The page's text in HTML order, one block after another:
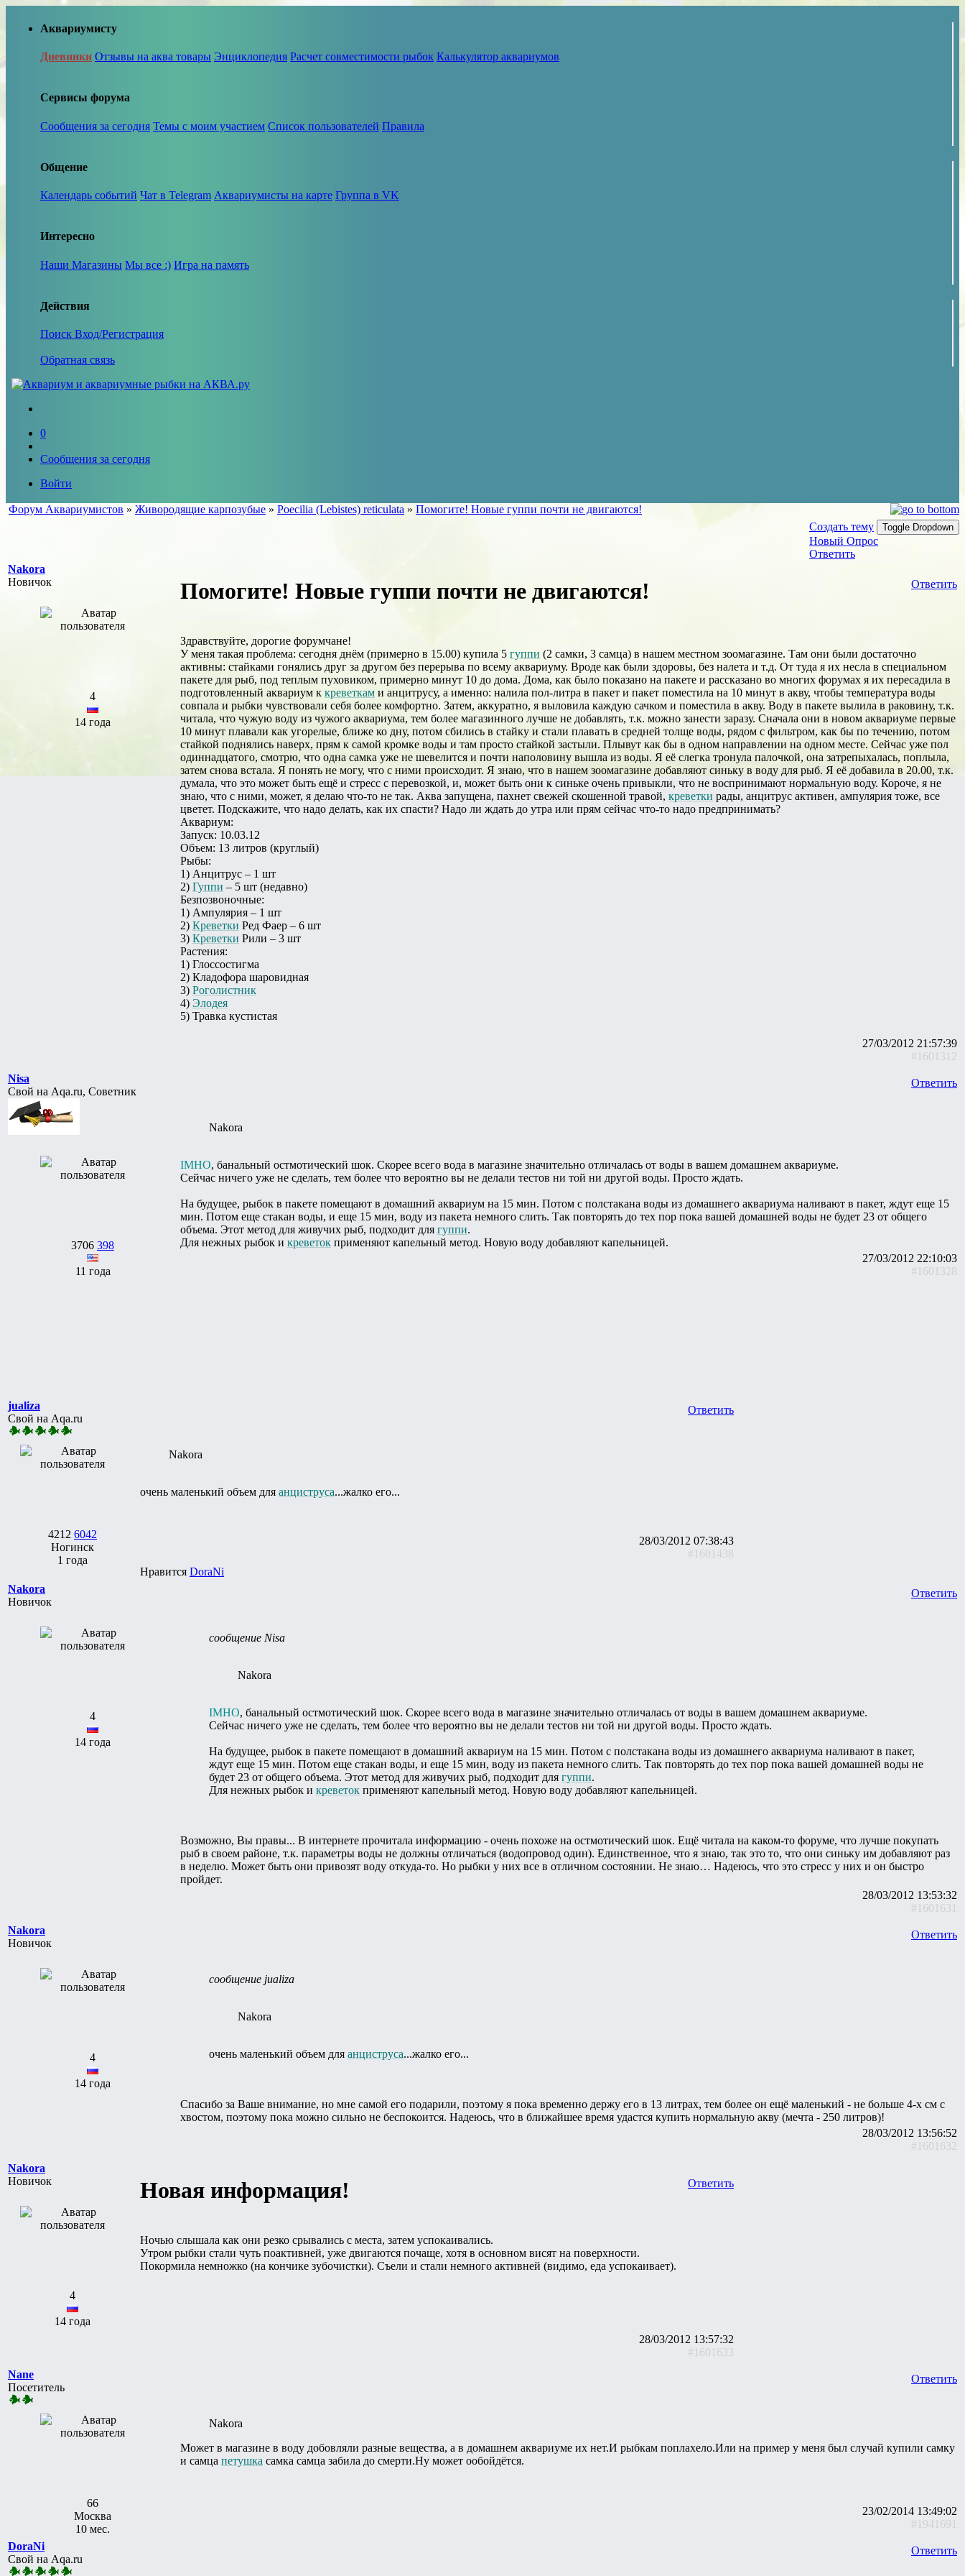
Аквариумисту
Дневники Отзывы на аква товары Энциклопедия Расчет совместимости рыбок Калькулятор аквариумов
Сервисы форума
Сообщения за сегодня Темы с моим участием Список пользователей Правила
Общение
Календарь событий Чат в Telegram Аквариумисты на карте Группа в VK
Интересно
Наши Магазины Мы все :) Игра на память
Действия
Поиск Вход/Регистрация
Обратная связь
0
Сообщения за сегодня
Войти
Форум Аквариумистов » Живородящие карпозубые » Poecilia (Lebistes) reticulata » Помогите! Новые гуппи почти не двигаются!
Создать тему
Toggle Dropdown
Новый Опрос
Ответить
Nakora
Новичок
4
14 года
Ответить
Помогите! Новые гуппи почти не двигаются!
Здравствуйте, дорогие форумчане!
У меня такая проблема: сегодня днём (примерно в 15.00) купила 5 гуппи (2 самки, 3 самца) в нашем местном зоомагазине. Там они были достаточно
активны: стайками гонялись друг за другом без перерыва по всему аквариуму. Вроде как были здоровы, без налета и т.д. От туда я их несла в специальном
пакете для рыб, под теплым пуховиком, примерно минут 10 до дома. Дома, как было показано на пакете и рассказано во многих форумах я их пересадила в
подготовленный аквариум к креветкам и анцитрусу, а именно: налила пол-литра в пакет и пакет поместила на 10 минут в акву, чтобы температура воды
совпала и рыбки чувствовали себя более комфортно. Затем, аккуратно, я выловила каждую сачком и поместила в акву. Воду в пакете вылила в раковину, т.к.
читала, что чужую воду из чужого аквариума, тем более магазинного лучше не добавлять, т.к. можно занести заразу. Сначала они в новом аквариуме первые
10 минут плавали как угорелые, ближе ко дну, потом сбились в стайку и стали плавать в средней толще воды, рядом с фильтром, как бы по течению, потом
стайкой поднялись наверх, прям к самой кромке воды и там просто стайкой застыли. Плывут как бы в одном направлении на одном месте. Сейчас уже пол
одиннадцатого, смотрю, что одна самка уже не шевелится и почти наполовину вышла из воды. Я её слегка тронула палочкой, она затрепыхалась, поплыла,
затем снова встала. Я понять не могу, что с ними происходит. Я знаю, что в нашем зоомагазине добавляют синьку в воду для рыб. Я её добавила в 20.00, т.к.
думала, что это может быть ещё и стресс с перевозкой, и, может быть они к синьке очень привыкли, что не воспринимают нормальную воду. Короче, я не
знаю, что с ними, может, я делаю что-то не так. Аква запущена, пахнет свежей скошенной травой, креветки рады, анцитрус активен, ампулярия тоже, все
цветет. Подскажите, что надо делать, как их спасти? Надо ли ждать до утра или прям сейчас что-то надо предпринимать?
Аквариум:
Запуск: 10.03.12
Объем: 13 литров (круглый)
Рыбы:
1) Анцитрус – 1 шт
2) Гуппи – 5 шт (недавно)
Безпозвоночные:
1) Ампулярия – 1 шт
2) Креветки Ред Фаер – 6 шт
3) Креветки Рили – 3 шт
Растения:
1) Глоссостигма
2) Кладофора шаровидная
3) Роголистник
4) Элодея
5) Травка кустистая
27/03/2012 21:57:39
#1601312
Nisa
Свой на Aqa.ru, Советник
3706 398
11 года
Ответить
Nakora
IMHO, банальный остмотический шок. Скорее всего вода в магазине значительно отличалась от воды в вашем домашнем аквариуме.
Сейчас ничего уже не сделать, тем более что вероятно вы не делали тестов ни той ни другой воды. Просто ждать.
На будущее, рыбок в пакете помещают в домашний аквариум на 15 мин. Потом с полстакана воды из домашнего аквариума наливают в пакет, ждут еще 15
мин. Потом еще стакан воды, и еще 15 мин, воду из пакета немного слить. Так повторять до тех пор пока вашей домашней воды не будет 23 от общего
объема. Этот метод для живучих рыб, подходит для гуппи.
Для нежных рыбок и креветок применяют капельный метод. Новую воду добавляют капельницей.
27/03/2012 22:10:03
#1601328
jualiza
Свой на Aqa.ru
4212 6042
Ногинск
1 года
Ответить
Nakora
очень маленький объем для анциструса...жалко его...
28/03/2012 07:38:43
#1601438
Нравится DoraNi
Nakora
Новичок
4
14 года
Ответить
сообщение Nisa
Nakora
IMHO, банальный остмотический шок. Скорее всего вода в магазине значительно отличалась от воды в вашем домашнем аквариуме.
Сейчас ничего уже не сделать, тем более что вероятно вы не делали тестов ни той ни другой воды. Просто ждать.
На будущее, рыбок в пакете помещают в домашний аквариум на 15 мин. Потом с полстакана воды из домашнего аквариума наливают в пакет,
ждут еще 15 мин. Потом еще стакан воды, и еще 15 мин, воду из пакета немного слить. Так повторять до тех пор пока вашей домашней воды не
будет 23 от общего объема. Этот метод для живучих рыб, подходит для гуппи.
Для нежных рыбок и креветок применяют капельный метод. Новую воду добавляют капельницей.
Возможно, Вы правы... В интернете прочитала информацию - очень похоже на остмотический шок. Ещё читала на каком-то форуме, что лучше покупать
рыб в своем районе, т.к. параметры воды не должны отличаться (водопровод один). Единственное, что я знаю, так это то, что они синьку им добавляют раз
в неделю. Может быть они привозят воду откуда-то. Но рыбки у них все в отличном состоянии. Не знаю… Надеюсь, что это стресс у них и он быстро
пройдет.
28/03/2012 13:53:32
#1601631
Nakora
Новичок
4
14 года
Ответить
сообщение jualiza
Nakora
очень маленький объем для анциструса...жалко его...
Спасибо за Ваше внимание, но мне самой его подарили, поэтому я пока временно держу его в 13 литрах, тем более он ещё маленький - не больше 4-х см с
хвостом, поэтому пока можно сильно не беспокоится. Надеюсь, что в ближайшее время удастся купить нормальную акву (мечта - 250 литров)!
28/03/2012 13:56:52
#1601632
Nakora
Новичок
4
14 года
Ответить
Новая информация!
Ночью слышала как они резко срывались с места, затем успокаивались.
Утром рыбки стали чуть поактивней, уже двигаются почаще, хотя в основном висят на поверхности.
Покормила немножко (на кончике зубочистки). Съели и стали немного активней (видимо, еда успокаивает).
28/03/2012 13:57:32
#1601633
Nane
Посетитель
66
Москва
10 мес.
Ответить
Nakora
Может в магазине в воду добовляли разные вещества, а в домашнем аквариуме их нет.И рыбкам поплахело.Или на пример у меня был случай купили самку
и самца петушка самка самца забила до смерти.Ну может ообойдётся.
23/02/2014 13:49:02
#1941691
DoraNi
Свой на Aqa.ru
Ответить